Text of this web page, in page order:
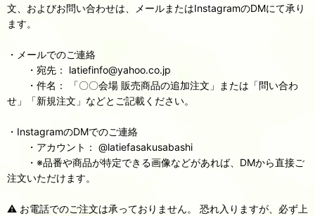
文、およびお問い合わせは、メールまたはInstagramのDMにて承り
ます。
・メールでのご連絡
・宛先： latiefinfo@yahoo.co.jp
・件名： 「〇〇会場 販売商品の追加注文」または「問い合わ
せ」「新規注文」などとご記載ください。
・InstagramのDMでのご連絡
・アカウント： @latiefasakusabashi
・※品番や商品が特定できる画像などがあれば、DMから直接ご
注文いただけます。
⚠️ お電話でのご注文は承っておりません。 恐れ入りますが、必ず上